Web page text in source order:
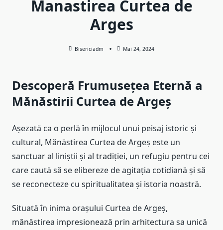
Manastirea Curtea de
Arges
Bisericiadm Mai 24, 2024
Descoperă Frumusețea Eternă a
Mănăstirii Curtea de Argeș
Așezată ca o perlă în mijlocul unui peisaj istoric și
cultural, Mănăstirea Curtea de Argeș este un
sanctuar al liniștii și al tradiției, un refugiu pentru cei
care caută să se elibereze de agitația cotidiană și să
se reconecteze cu spiritualitatea și istoria noastră.
Situată în inima orașului Curtea de Argeș,
mănăstirea impresionează prin arhitectura sa unică